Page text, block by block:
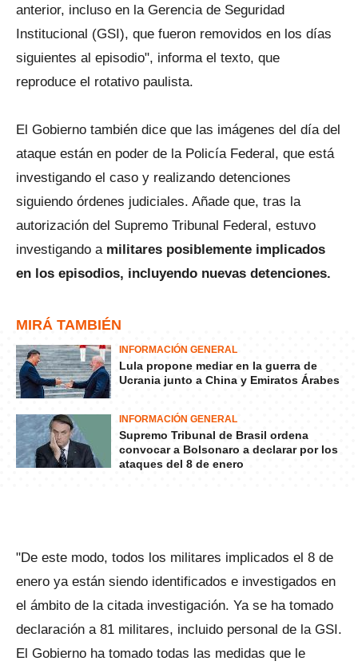
anterior, incluso en la Gerencia de Seguridad
Institucional (GSI), que fueron removidos en los días
siguientes al episodio", informa el texto, que
reproduce el rotativo paulista.
El Gobierno también dice que las imágenes del día del
ataque están en poder de la Policía Federal, que está
investigando el caso y realizando detenciones
siguiendo órdenes judiciales. Añade que, tras la
autorización del Supremo Tribunal Federal, estuvo
investigando a militares posiblemente implicados
en los episodios, incluyendo nuevas detenciones.
MIRÁ TAMBIÉN
INFORMACIÓN GENERAL
Lula propone mediar en la guerra de
Ucrania junto a China y Emiratos Árabes
INFORMACIÓN GENERAL
Supremo Tribunal de Brasil ordena
convocar a Bolsonaro a declarar por los
ataques del 8 de enero
"De este modo, todos los militares implicados el 8 de
enero ya están siendo identificados e investigados en
el ámbito de la citada investigación. Ya se ha tomado
declaración a 81 militares, incluido personal de la GSI.
El Gobierno ha tomado todas las medidas que le